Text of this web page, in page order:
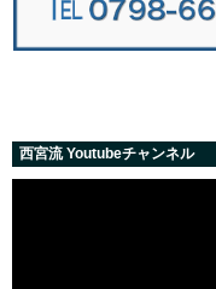
西宮流 Youtubeチャンネル